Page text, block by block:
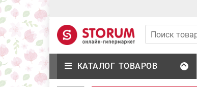
КАТАЛОГ ТОВАРОВ